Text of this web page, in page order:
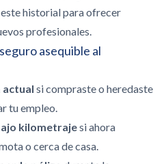
historial para ofrecer
profesionales.
asequible al
actual si compraste o heredaste
tu empleo.
kilometrajesi ahora
o cerca de casa.